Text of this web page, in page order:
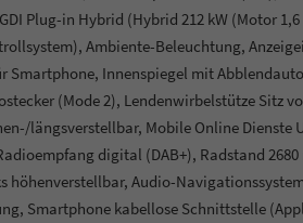
Plug-in Hybrid (Hybrid 212 kW (Motor 1,6
Ambiente-Beleuchtung,
Innenspiegel mit
(Mode 2), Lendenwirbelstütze Sitz
längsverstellbar, Mobile Online Dienste
digital (DAB+), Radstand 2680
Audio-
Smartphone kabellose Schnittstelle